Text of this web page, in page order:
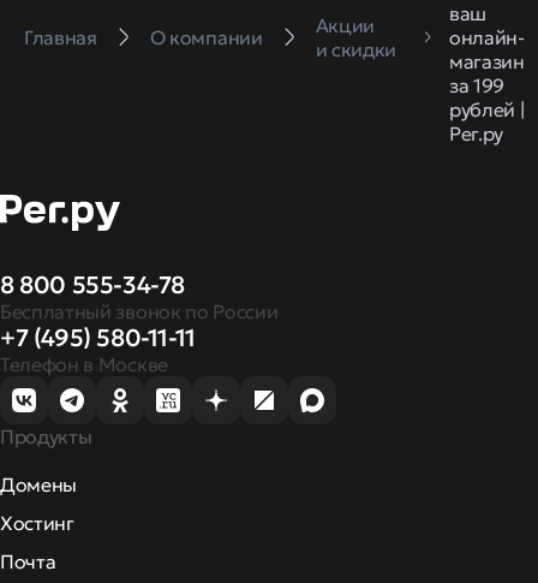
Главная О компании
Акции
и скидки
ваш
онлайн-
магазин
за 199
рублей |
Рег.ру
8 800 555-34-78
Бесплатный звонок по России
+7 (495) 580-11-11
Телефон в Москве
Продукты
Домены
Хостинг
Почта